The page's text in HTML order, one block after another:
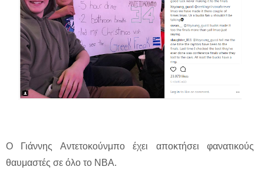
Ο Γιάννης Αντετοκούνμπο έχει αποκτήσει φανατικούς
θαυμαστές σε όλο το ΝΒΑ.